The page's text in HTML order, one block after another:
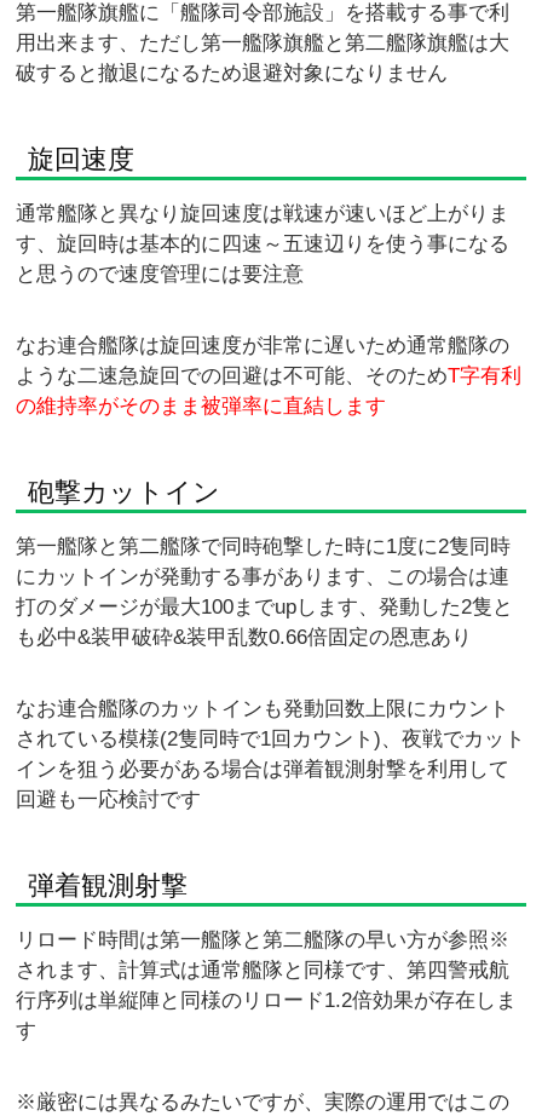
第一艦隊旗艦に「艦隊司令部施設」を搭載する事で利
用出来ます、ただし第一艦隊旗艦と第二艦隊旗艦は大
破すると撤退になるため退避対象になりません
旋回速度
通常艦隊と異なり旋回速度は戦速が速いほど上がりま
す、旋回時は基本的に四速～五速辺りを使う事になる
と思うので速度管理には要注意
なお連合艦隊は旋回速度が非常に遅いため通常艦隊の
ような二速急旋回での回避は不可能、そのためT字有利
の維持率がそのまま被弾率に直結します
砲撃カットイン
第一艦隊と第二艦隊で同時砲撃した時に1度に2隻同時
にカットインが発動する事があります、この場合は連
打のダメージが最大100までupします、発動した2隻と
も必中&装甲破砕&装甲乱数0.66倍固定の恩恵あり
なお連合艦隊のカットインも発動回数上限にカウント
されている模様(2隻同時で1回カウント)、夜戦でカット
インを狙う必要がある場合は弾着観測射撃を利用して
回避も一応検討です
弾着観測射撃
リロード時間は第一艦隊と第二艦隊の早い方が参照※
されます、計算式は通常艦隊と同様です、第四警戒航
行序列は単縦陣と同様のリロード1.2倍効果が存在しま
す
※厳密には異なるみたいですが、実際の運用ではこの